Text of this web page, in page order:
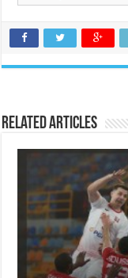
Related Articles